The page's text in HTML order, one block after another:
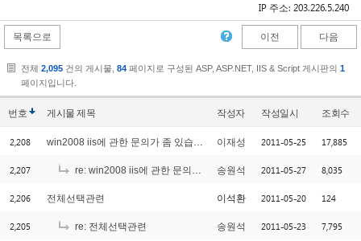
IP 주소: 203.226.5.240
목록으로 이전 다음
전체 2,095 건의 게시물, 84 페이지로 구성된 ASP, ASP.NET, IIS & Script 게시판의 1
페이지입니다.
번호 게시물제목 작성자 작성일시 조회수
2,208 win2008 iis에 관한 문의가 좀 있습니다. 이재성 2011-05-25 17,885
2,207 re: win2008 iis에 관한 문의가 좀 있습니다. 송원석 2011-05-27 8,035
2,206 전체선택관련 이석환 2011-05-20 124
2,205 re: 전체선택관련 송원석 2011-05-23 7,795